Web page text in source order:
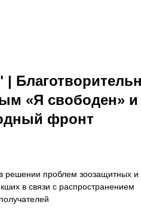
«Я свободен» и
фронт
решении проблем зоозащитных и
в связи с распространением